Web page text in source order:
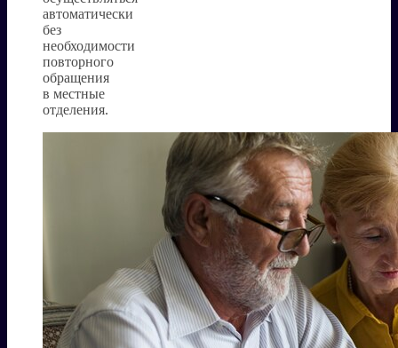
автоматически
без
необходимости
повторного
обращения
в местные
отделения.